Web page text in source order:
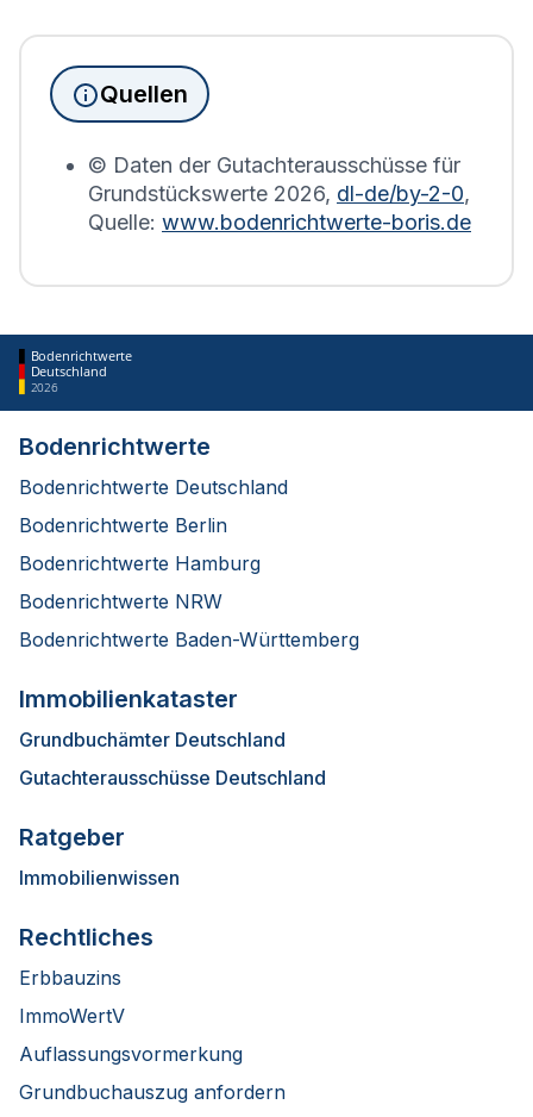
Immobilien, die sich in Gössitz befinden, wird die
Grundsteuererklärung auf Basis des
Bodenrichtwerts des entsprechenden Jahres
Quellen
© Daten der Gutachterausschüsse für
Grundstückswerte 2026, dl-de/by-2-0,
Quelle: www.bodenrichtwerte-boris.de
Bodenrichtwerte
Deutschland
2026
Bodenrichtwerte
Bodenrichtwerte Deutschland
Bodenrichtwerte Berlin
Bodenrichtwerte Hamburg
Bodenrichtwerte NRW
Bodenrichtwerte Baden-Württemberg
Immobilienkataster
Grundbuchämter Deutschland
Gutachterausschüsse Deutschland
Ratgeber
Immobilienwissen
Rechtliches
Erbbauzins
ImmoWertV
Auflassungsvormerkung
Grundbuchauszug anfordern